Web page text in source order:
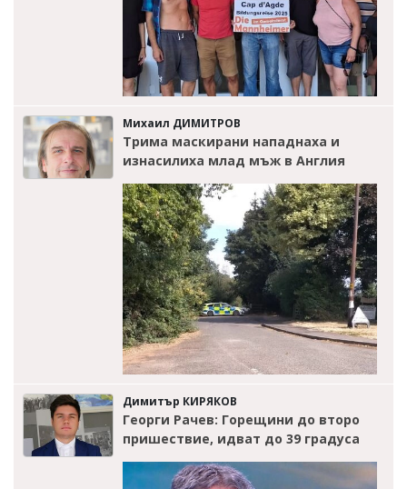
Михаил ДИМИТРОВ
Трима маскирани нападнаха и
изнасилиха млад мъж в Англия
Димитър КИРЯКОВ
Георги Рачев: Горещини до второ
пришествие, идват до 39 градуса